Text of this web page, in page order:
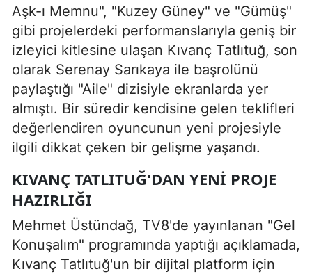
Aşk-ı Memnu", "Kuzey Güney" ve "Gümüş"
gibi projelerdeki performanslarıyla geniş bir
izleyici kitlesine ulaşan Kıvanç Tatlıtuğ, son
olarak Serenay Sarıkaya ile başrolünü
paylaştığı "Aile" dizisiyle ekranlarda yer
almıştı. Bir süredir kendisine gelen teklifleri
değerlendiren oyuncunun yeni projesiyle
ilgili dikkat çeken bir gelişme yaşandı.
KIVANÇ TATLITUĞ'DAN YENI PROJE
HAZIRLIĞI
Mehmet Üstündağ, TV8'de yayınlanan "Gel
Konuşalım" programında yaptığı açıklamada,
Kıvanç Tatlıtuğ'un bir dijital platform için